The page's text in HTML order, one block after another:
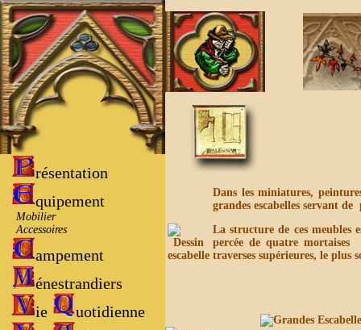
résentation
quipement
Mobilier
Accessoires
ampement
énestrandiers
ie
uotidienne
Dans les miniatures,
grandes escabelles servant
La structure de ces meubles
percée de quatre
traverses supérieures, le plus